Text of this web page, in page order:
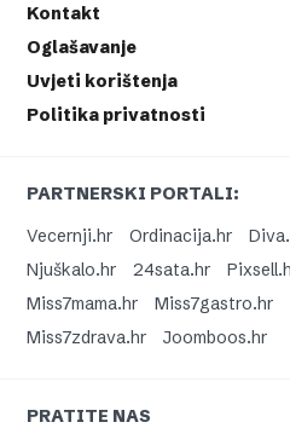
Kontakt
Oglašavanje
Uvjeti korištenja
Politika privatnosti
PARTNERSKI PORTALI:
Vecernji.hr
Ordinacija.hr
Njuškalo.hr
24sata.hr
Miss7mama.hr
Miss7gastro.hr
Miss7zdrava.hr
Joomboos.hr
PRATITE NAS